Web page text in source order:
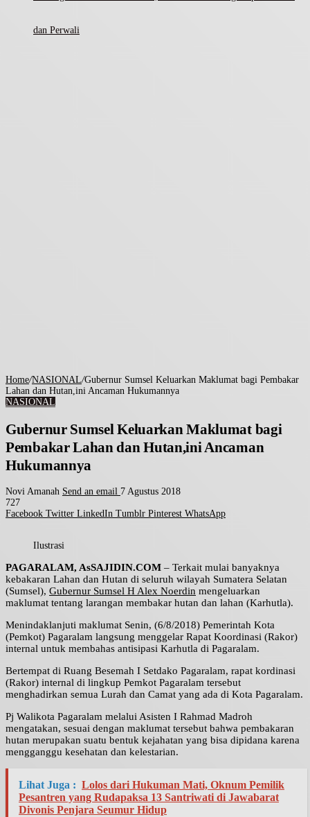
dan Perwali
Home/NASIONAL/Gubernur Sumsel Keluarkan Maklumat bagi Pembakar
Lahan dan Hutan,ini Ancaman Hukumannya
NASIONAL
Gubernur Sumsel Keluarkan Maklumat bagi
Pembakar Lahan dan Hutan,ini Ancaman
Hukumannya
Novi Amanah Send an email 7 Agustus 2018
727
Facebook Twitter LinkedIn Tumblr Pinterest WhatsApp
Ilustrasi
PAGARALAM, AsSAJIDIN.COM – Terkait mulai banyaknya
kebakaran Lahan dan Hutan di seluruh wilayah Sumatera Selatan
(Sumsel), Gubernur Sumsel H Alex Noerdin mengeluarkan
maklumat tentang larangan membakar hutan dan lahan (Karhutla).
Menindaklanjuti maklumat Senin, (6/8/2018) Pemerintah Kota
(Pemkot) Pagaralam langsung menggelar Rapat Koordinasi (Rakor)
internal untuk membahas antisipasi Karhutla di Pagaralam.
Bertempat di Ruang Besemah I Setdako Pagaralam, rapat kordinasi
(Rakor) internal di lingkup Pemkot Pagaralam tersebut
menghadirkan semua Lurah dan Camat yang ada di Kota Pagaralam.
Pj Walikota Pagaralam melalui Asisten I Rahmad Madroh
mengatakan, sesuai dengan maklumat tersebut bahwa pembakaran
hutan merupakan suatu bentuk kejahatan yang bisa dipidana karena
mengganggu kesehatan dan kelestarian.
Lihat Juga : Lolos dari Hukuman Mati, Oknum Pemilik
Pesantren yang Rudapaksa 13 Santriwati di Jawabarat
Divonis Penjara Seumur Hidup